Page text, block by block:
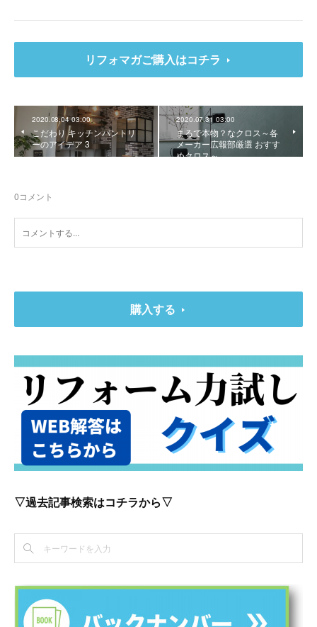
リフォマガご購入はコチラ
2020.08.04 03:00
こだわり キッチンパントリ
ーのアイデア 3
2020.07.31 03:00
まるで本物？なクロス～各
メーカー広報部厳選 おすす
めクロス～
0コメント
購入する
▽過去記事検索はコチラから▽